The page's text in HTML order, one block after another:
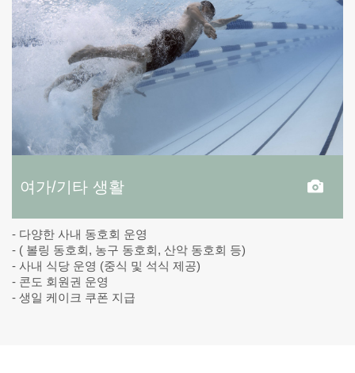
여가/기타 생활
- 다양한 사내 동호회 운영
- ( 볼링 동호회, 농구 동호회, 산악 동호회 등)
- 사내 식당 운영 (중식 및 석식 제공)
- 콘도 회원권 운영
- 생일 케이크 쿠폰 지급